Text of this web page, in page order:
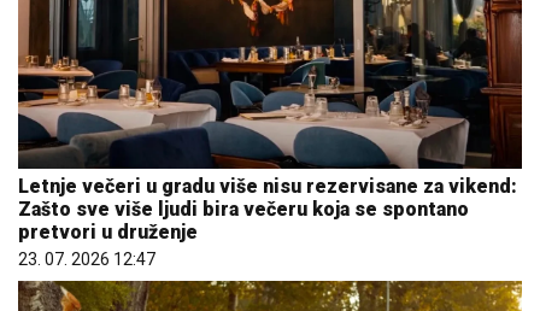
Letnje večeri u gradu više nisu rezervisane za vikend:
Zašto sve više ljudi bira večeru koja se spontano
pretvori u druženje
23. 07. 2026 12:47